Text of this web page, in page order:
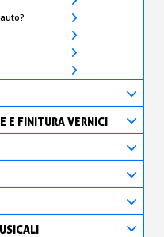
E FINITURA VERNICI